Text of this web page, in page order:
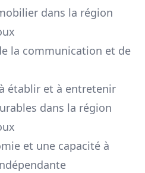
dans la région
la communication et de
établir et à entretenir
dans la région
et une capacité à